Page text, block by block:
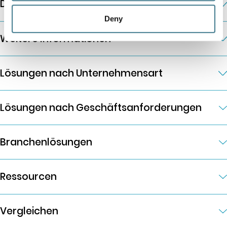
Deny
Die Plattform
Weitere Informationen
Lösungen nach Unternehmensart
Lösungen nach Geschäftsanforderungen
Branchenlösungen
Ressourcen
Vergleichen